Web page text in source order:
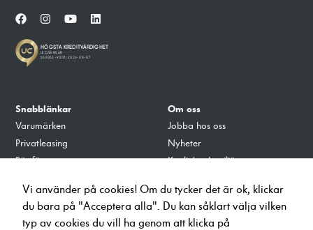
Snabblänkar
Varumärken
Privatleasing
För företag
Verkstad
Ladda på Lecab
Om oss
Jobba hos oss
Nyheter
Kvalité och miljö
Vi använder på cookies! Om du tycker det är ok, klickar
du bara på "Acceptera alla". Du kan såklart välja vilken
typ av cookies du vill ha genom att klicka på